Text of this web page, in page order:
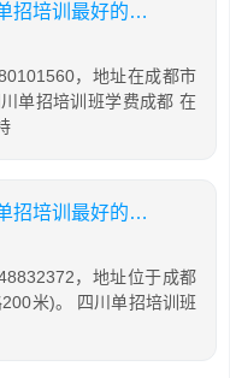
四川单招培训班学费成都，四川单招培训最好的学校
，地址在成都市
单招培训班学费成都 在
四川单招培训班排名前十，四川单招培训最好的学校
，地址位于成都
米)。 四川单招培训班